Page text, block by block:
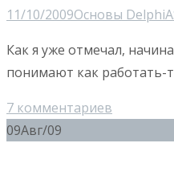
11/10/2009Основы Delphi
Как я уже отмечал,
понимают как работать-
7 комментариев
09Авг/09